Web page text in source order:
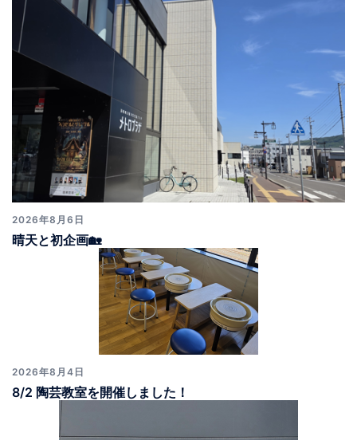
2026年8月6日
晴天と初企画🏡
2026年8月4日
8/2 陶芸教室を開催しました！